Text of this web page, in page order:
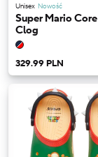
Unisex Nowość
Super Mario
Clog
329.99 PLN